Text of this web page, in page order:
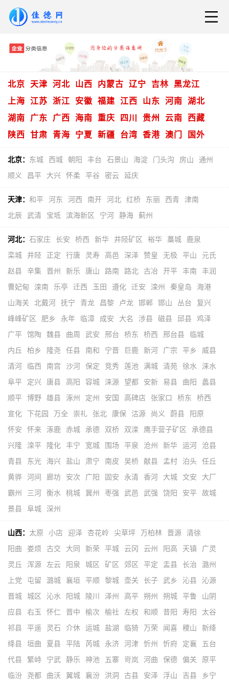
北京 天津 河北 山西 内蒙古 辽宁 吉林 黑龙江
上海
江苏 浙江 安徽 福建 江西 山东 河南
湖北
湖南
广东 广西 海南 重庆 四川 贵州 云南
西藏
陕西
甘肃 青海 宁夏 新疆 台湾 香港 澳门 国外
北京： 东城 西城 朝阳 丰台 石景山 海淀 门头沟 房山
通州
顺义
昌平 大兴 怀柔 平谷 密云 延庆
天津： 和平 河东 河西 南开 河北 红桥 东丽 西青
津南
北辰
武清 宝坻 滨海新区 宁河 静海 蓟州
河北： 石家庄 长安 桥西 新华 井陉矿区 裕华 藁城
鹿泉
栾城
井陉 正定 行唐 灵寿 高邑 深泽 赞皇 无极 平山
元氏
赵县
辛集 晋州 新乐 唐山 路南 路北 古冶 开平 丰南
丰润
曹妃甸
滦南 乐亭 迁西 玉田 遵化 迁安 滦州 秦皇岛
海港
山海关
北戴河 抚宁 青龙 昌黎 卢龙 邯郸 邯山 丛台
复兴
峰峰矿区
肥乡 永年 临漳 成安 大名 涉县 磁县 邱县
鸡泽
广平
馆陶 魏县 曲周 武安 邢台 桥东 桥西 邢台县
临城
内丘
柏乡 隆尧 任县 南和 宁晋 巨鹿 新河 广宗 平乡
威县
清河
临西 南宫 沙河 保定 竞秀 莲池 满城 清苑 徐水
涞水
阜平
定兴 唐县 高阳 容城 涞源 望都 安新 易县 曲阳
蠡县
顺平
博野 雄县 涿州 定州 安国 高碑店 张家口 桥东
桥西
宣化
下花园 万全 崇礼 张北 康保 沽源 尚义 蔚县
阳原
怀安
怀来 涿鹿 赤城 承德 双桥 双滦 鹰手营子矿区
承德县
兴隆
滦平 隆化 丰宁 宽城 围场 平泉 沧州 新华 运河
沧县
青县
东光 海兴 盐山 肃宁 南皮 吴桥 献县 孟村 泊头
任丘
黄骅
河间 廊坊 安次 广阳 固安 永清 香河 大城 文安
大厂
霸州
三河 衡水 桃城 冀州 枣强 武邑 武强 饶阳 安平
故城
景县
阜城 深州
山西： 太原 小店 迎泽 杏花岭 尖草坪 万柏林 晋源
清徐
阳曲
娄烦 古交 大同 新荣 平城 云冈 云州 阳高 天镇
广灵
灵丘
浑源 左云 阳泉 城区 矿区 郊区 平定 盂县 长治
潞州
上党
屯留 潞城 襄垣 平顺 黎城 壶关 长子 武乡 沁县
沁源
晋城
城区 沁水 阳城 陵川 泽州 高平 朔州 朔城 平鲁
山阴
应县
右玉 怀仁 晋中 榆次 榆社 左权 和顺 昔阳 寿阳
太谷
祁县
平遥 灵石 介休 运城 盐湖 临猗 万荣 闻喜 稷山
新绛
绛县
垣曲 夏县 平陆 芮城 永济 河津 忻州 忻府 定襄
五台
代县
繁峙 宁武 静乐 神池 五寨 岢岚 河曲 保德 偏关
原平
临汾
尧都 曲沃 翼城 襄汾 洪洞 古县 安泽 浮山 吉县
乡宁